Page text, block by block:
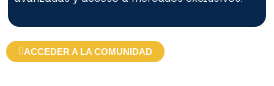
ACCEDER A LA COMUNIDAD